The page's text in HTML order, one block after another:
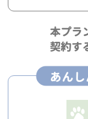
本プラ
契約す
あん